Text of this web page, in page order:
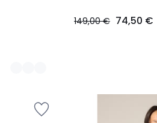
149,00 € 74,50 €